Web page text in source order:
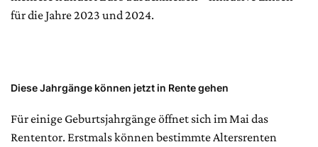
für die Jahre 2023 und 2024.
Diese Jahrgänge können jetzt in Rente gehen
Für einige Geburtsjahrgänge öffnet sich im Mai das
Rententor. Erstmals können bestimmte Altersrenten